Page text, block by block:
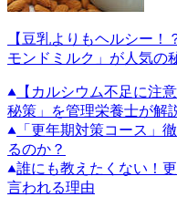
【豆乳よりもヘルシー
モンドミルク」が人気の
【カルシウム不足に注
秘策」を管理栄養士が解
「更年期対策コース」
るのか？
誰にも教えたくない！
言われる理由